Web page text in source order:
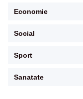
Economie
Social
Sport
Sanatate